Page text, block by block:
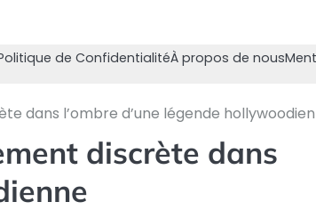
de ConfidentialitéÀ propos de nous
dans l’ombre d’une légende
discrète dans